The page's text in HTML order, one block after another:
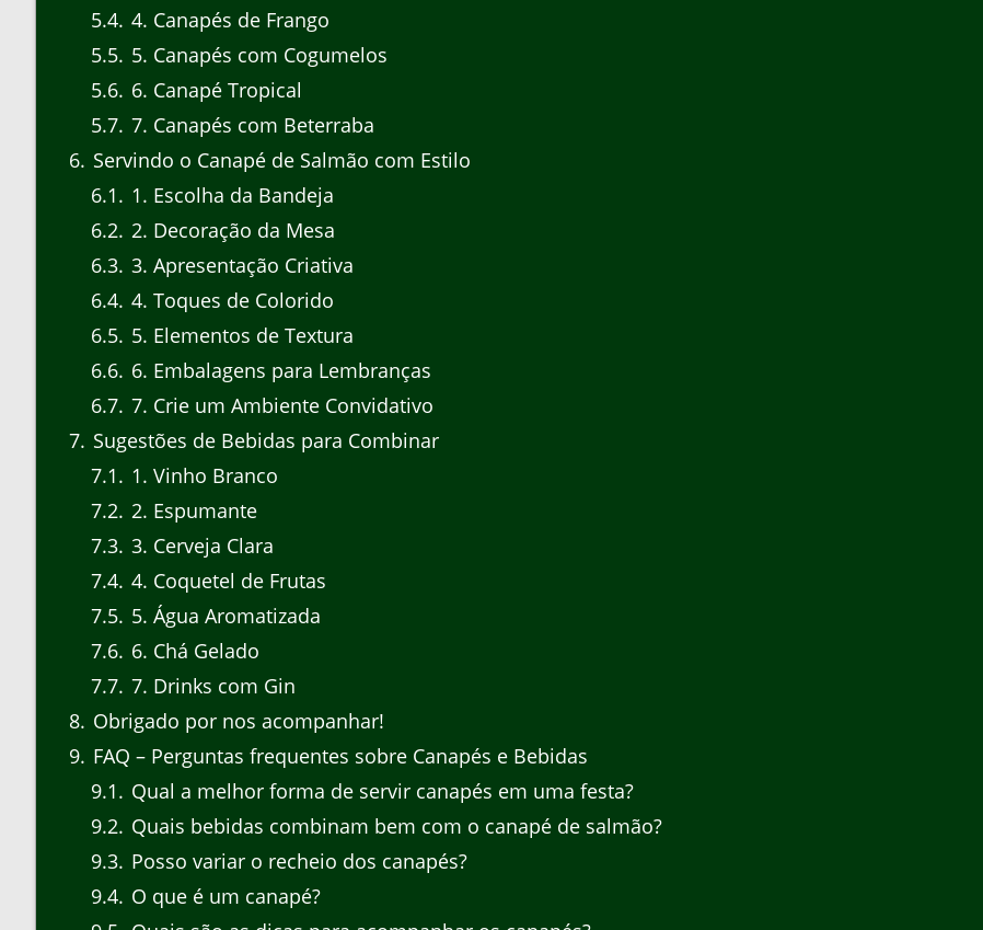
5.4 4. Canapés de Frango
5.5 5. Canapés com Cogumelos
5.6 6. Canapé Tropical
5.7 7. Canapés com Beterraba
6 Servindo o Canapé de Salmão com Estilo
6.1
1. Escolha da Bandeja
6.2 2. Decoração da Mesa
6.3 3. Apresentação Criativa
6.4 4. Toques de Colorido
6.5 5. Elementos de Textura
6.6 6. Embalagens para Lembranças
6.7 7. Crie um Ambiente Convidativo
7 Sugestões de Bebidas para Combinar
7.1
1. Vinho Branco
7.2 2. Espumante
7.3 3. Cerveja Clara
7.4 4. Coquetel de Frutas
7.5 5. Água Aromatizada
7.6 6. Chá Gelado
7.7 7. Drinks com Gin
8 Obrigado por nos acompanhar!
9 FAQ – Perguntas frequentes sobre Canapés e Bebidas
9.1
Qual a melhor forma de servir canapés em uma festa?
9.2 Quais bebidas combinam bem com o canapé de salmão?
9.3 Posso variar o recheio dos canapés?
9.4 O que é um canapé?